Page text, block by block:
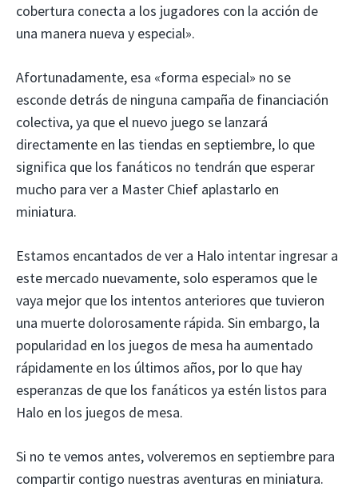
cobertura conecta a los jugadores con la acción de
una manera nueva y especial».
Afortunadamente, esa «forma especial» no se
esconde detrás de ninguna campaña de financiación
colectiva, ya que el nuevo juego se lanzará
directamente en las tiendas en septiembre, lo que
significa que los fanáticos no tendrán que esperar
mucho para ver a Master Chief aplastarlo en
miniatura.
Estamos encantados de ver a Halo intentar ingresar a
este mercado nuevamente, solo esperamos que le
vaya mejor que los intentos anteriores que tuvieron
una muerte dolorosamente rápida. Sin embargo, la
popularidad en los juegos de mesa ha aumentado
rápidamente en los últimos años, por lo que hay
esperanzas de que los fanáticos ya estén listos para
Halo en los juegos de mesa.
Si no te vemos antes, volveremos en septiembre para
compartir contigo nuestras aventuras en miniatura.